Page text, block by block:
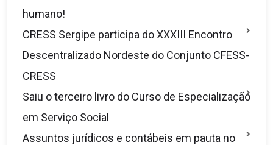
humano!
CRESS Sergipe participa do XXXIII Encontro
Descentralizado Nordeste do Conjunto CFESS-
CRESS
Saiu o terceiro livro do Curso de Especialização
em Serviço Social
Assuntos jurídicos e contábeis em pauta no